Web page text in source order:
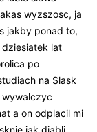
wyzszosc, ja
jakby ponad to,
dziesiatek lat
po
na Slask
wywalczyc
a on odplacil mi